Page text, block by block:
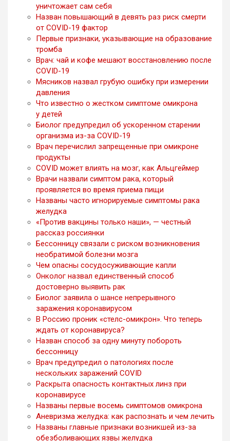
уничтожает сам себя
Назван повышающий в девять раз риск смерти
от COVID-19 фактор
Первые признаки, указывающие на образование
тромба
Врач: чай и кофе мешают восстановлению после
COVID-19
Мясников назвал грубую ошибку при измерении
давления
Что известно о жестком симптоме омикрона
у детей
Биолог предупредил об ускоренном старении
организма из-за COVID-19
Врач перечислил запрещенные при омикроне
продукты
COVID может влиять на мозг, как Альцгеймер
Врачи назвали симптом рака, который
проявляется во время приема пищи
Названы часто игнорируемые симптомы рака
желудка
«Против вакцины только наши», — честный
рассказ россиянки
Бессонницу связали с риском возникновения
необратимой болезни мозга
Чем опасны сосудосуживающие капли
Онколог назвал единственный способ
достоверно выявить рак
Биолог заявила о шансе непрерывного
заражения коронавирусом
В Россию проник «стелс-омикрон». Что теперь
ждать от коронавируса?
Назван способ за одну минуту побороть
бессонницу
Врач предупредил о патологиях после
нескольких заражений COVID
Раскрыта опасность контактных линз при
коронавирусе
Названы первые восемь симптомов омикрона
Аневризма желудка: как распознать и чем лечить
Названы главные признаки возникшей из-за
обезболивающих язвы желудка